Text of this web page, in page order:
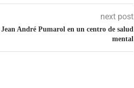
next post
André Pumarol en un centro de salud
mental